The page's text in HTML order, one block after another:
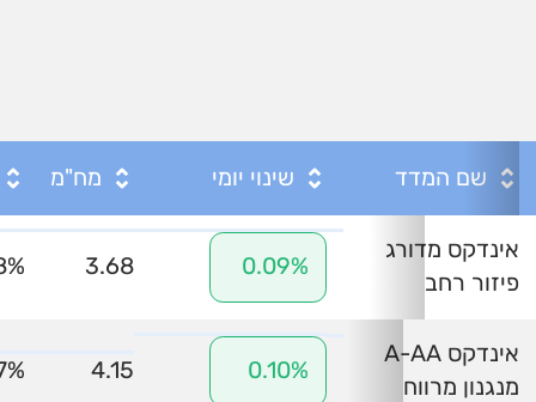
שם המדד שינוי יומי מח"מ
אינדקס מדורג
פיזור רחב
0.09%
3.68
אינדקס A-AA
מנגנון מרווח
0.10%
4.15